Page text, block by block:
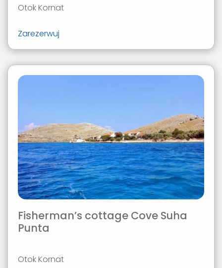
Otok Kornat
Zarezerwuj
Fisherman’s cottage Cove Suha
Punta
Otok Kornat